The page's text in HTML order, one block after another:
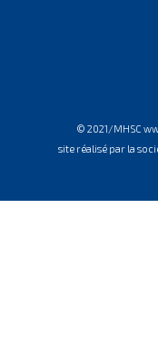
© 2021/MHSC
site réalisé par la